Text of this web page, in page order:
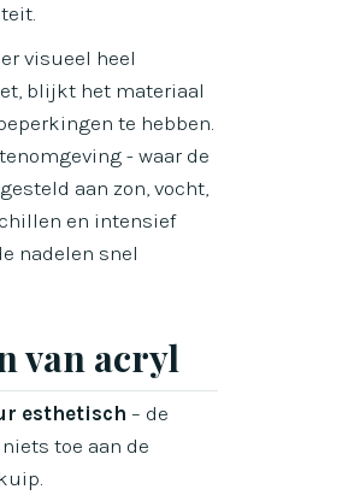
visueel heel
blijkt het materiaal
te hebben.
- waar de
aan zon, vocht,
en intensief
nadelen snel
van acryl
esthetisch – de
toe aan de